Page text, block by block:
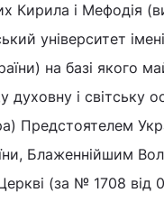
Кирила і Мефодія
університет
на базі якого
і світську
Предстоятелем
Блаженнійшим
(за № 1708 від